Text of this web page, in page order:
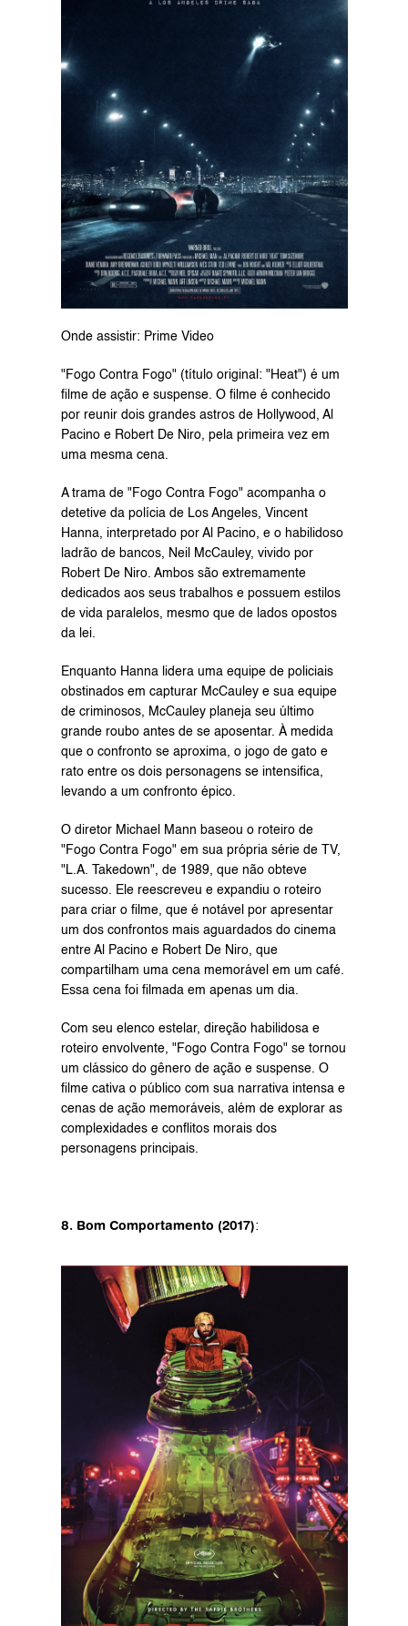
Onde assistir: Prime Video
"Fogo Contra Fogo" (título original: "Heat") é um
filme de ação e suspense. O filme é conhecido
por reunir dois grandes astros de Hollywood, Al
Pacino e Robert De Niro, pela primeira vez em
uma mesma cena.
A trama de "Fogo Contra Fogo" acompanha o
detetive da polícia de Los Angeles, Vincent
Hanna, interpretado por Al Pacino, e o habilidoso
ladrão de bancos, Neil McCauley, vivido por
Robert De Niro. Ambos são extremamente
dedicados aos seus trabalhos e possuem estilos
de vida paralelos, mesmo que de lados opostos
da lei.
Enquanto Hanna lidera uma equipe de policiais
obstinados em capturar McCauley e sua equipe
de criminosos, McCauley planeja seu último
grande roubo antes de se aposentar. À medida
que o confronto se aproxima, o jogo de gato e
rato entre os dois personagens se intensifica,
levando a um confronto épico.
O diretor Michael Mann baseou o roteiro de
"Fogo Contra Fogo" em sua própria série de TV,
"L.A. Takedown", de 1989, que não obteve
sucesso. Ele reescreveu e expandiu o roteiro
para criar o filme, que é notável por apresentar
um dos confrontos mais aguardados do cinema
entre Al Pacino e Robert De Niro, que
compartilham uma cena memorável em um café.
Essa cena foi filmada em apenas um dia.
Com seu elenco estelar, direção habilidosa e
roteiro envolvente, "Fogo Contra Fogo" se tornou
um clássico do gênero de ação e suspense. O
filme cativa o público com sua narrativa intensa e
cenas de ação memoráveis, além de explorar as
complexidades e conflitos morais dos
personagens principais.
8. Bom Comportamento (2017):